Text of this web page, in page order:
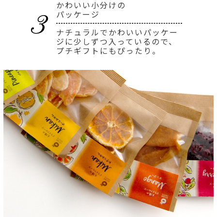
かわいい小分けの
パッケージ
ナチュラルでかわいいパッケー
ジに少しずつ入っているので、
プチギフトにもぴったり。